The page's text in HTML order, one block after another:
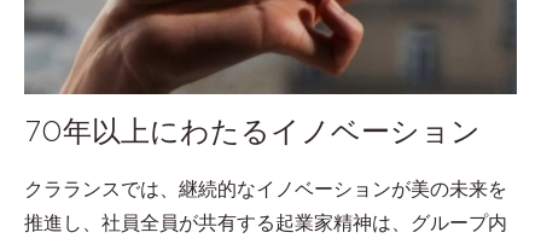
70年以上にわたるイノベーション
クラランスでは、継続的なイノベーションが美の未来を
推進し、社員全員が共有する起業家精神は、グループ内